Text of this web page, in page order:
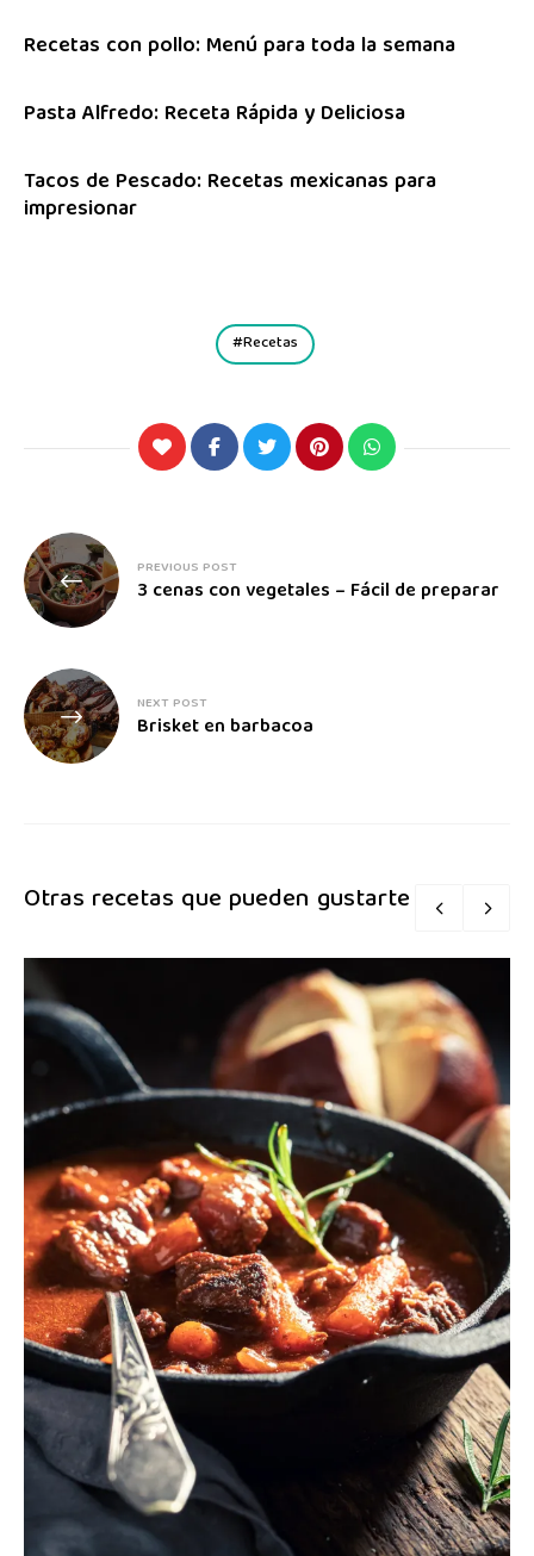
Recetas con pollo: Menú para toda la semana
Pasta Alfredo: Receta Rápida y Deliciosa
Tacos de Pescado: Recetas mexicanas para
impresionar
Recetas
PREVIOUS POST
3 cenas con vegetales – Fácil de preparar
NEXT POST
Brisket en barbacoa
Otras recetas que pueden gustarte